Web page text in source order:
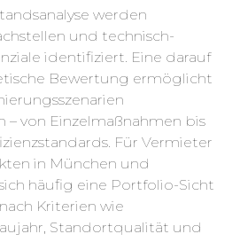
werden
und technisch-
identifiziert. Eine darauf
Bewertung ermöglicht
von Einzelmaßnahmen bis
Für Vermieter
in München und
häufig eine Portfolio-Sicht
Kriterien wie
Standortqualität und